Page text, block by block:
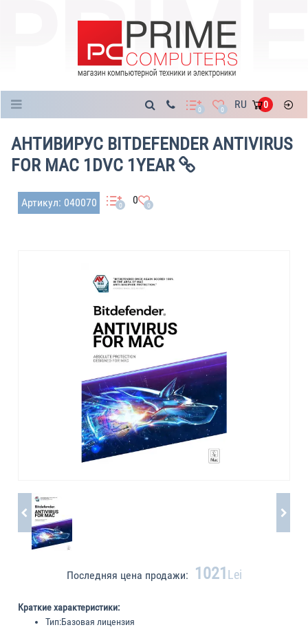
0 0 RU 0
АНТИВИРУС BITDEFENDER ANTIVIRUS
FOR MAC 1DVC 1YEAR
Артикул: 040070 0 0 0
Последняя цена продажи: 1021 Lei
Краткие характеристики:
Тип:Базовая лицензия